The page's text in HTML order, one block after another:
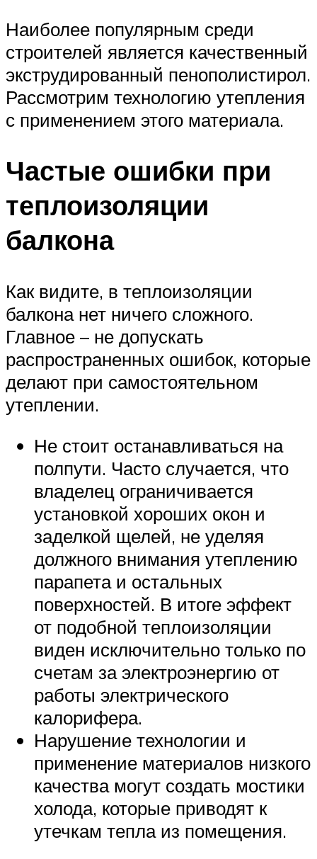
Наиболее популярным среди
строителей является качественный
экструдированный пенополистирол.
Рассмотрим технологию утепления
с применением этого материала.
Частые ошибки при
теплоизоляции
балкона
Как видите, в теплоизоляции
балкона нет ничего сложного.
Главное – не допускать
распространенных ошибок, которые
делают при самостоятельном
утеплении.
Не стоит останавливаться на
полпути. Часто случается, что
владелец ограничивается
установкой хороших окон и
заделкой щелей, не уделяя
должного внимания утеплению
парапета и остальных
поверхностей. В итоге эффект
от подобной теплоизоляции
виден исключительно только по
счетам за электроэнергию от
работы электрического
калорифера.
Нарушение технологии и
применение материалов низкого
качества могут создать мостики
холода, которые приводят к
утечкам тепла из помещения.